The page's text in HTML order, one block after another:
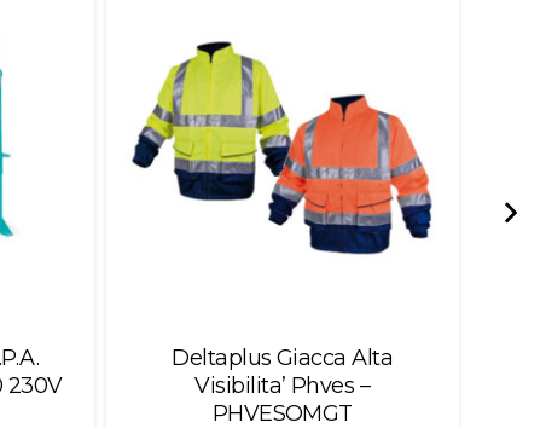
230V
Deltaplus Giacca Alta
Visibilita’ Phves –
PHVESOMGT